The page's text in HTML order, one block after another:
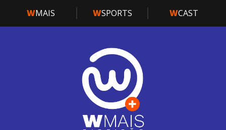
WMAIS WSPORTS WCAST